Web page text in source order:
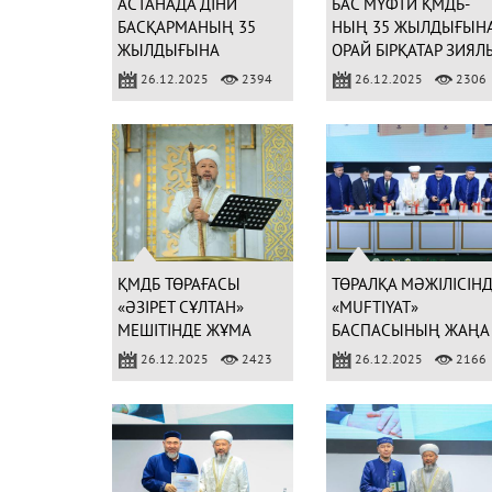
БАСҚАРМАНЫҢ 35
ЖЫЛДЫҒЫНА
АРНАЛҒАН АРНАЙЫ
КІТАПТЫҢ ТҰСАУЫ
26.12.2025 2394
НЫҢ 35
ОРАЙ БІРҚАТАР
ҚАУЫМ ӨКІЛДЕРІН
МАРАПАТТАДЫ
26.12.2025 2306
ҚМДБ ТӨРАҒАСЫ
«ӘЗІРЕТ СҰЛТАН»
МЕШІТІНДЕ ЖҰМА
НАМАЗЫН ЖҮРГІЗДІ
26.12.2025 2423
ТӨРАЛҚА
«MUFTIYAT»
БАСПАСЫНЫҢ ЖАҢА
КІТАПТАРЫ
ТАНЫСТЫРЫЛДЫ
26.12.2025 2166